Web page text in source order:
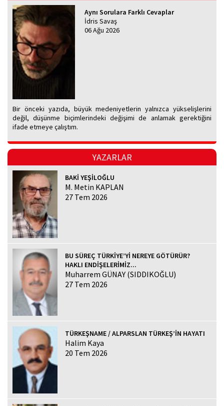
Aynı Sorulara Farklı Cevaplar
İdris Savaş
06 Ağu 2026
Bir önceki yazıda, büyük medeniyetlerin yalnızca yükselişlerini
değil, düşünme biçimlerindeki değişimi de anlamak gerektiğini
ifade etmeye çalıştım.
YAZARLAR
BAKİ YEŞİLOĞLU
M. Metin KAPLAN
27 Tem 2026
BU SÜREÇ TÜRKİYE’Yİ NEREYE GÖTÜRÜR?
HAKLI ENDİŞELERİMİZ...
Muharrem GÜNAY (SIDDIKOĞLU)
27 Tem 2026
TÜRKEŞNAME / ALPARSLAN TÜRKEŞ’İN HAYATI
Halim Kaya
20 Tem 2026